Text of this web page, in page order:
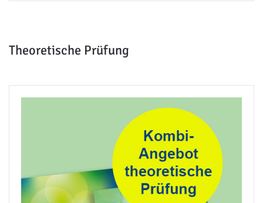
Theoretische Prüfung